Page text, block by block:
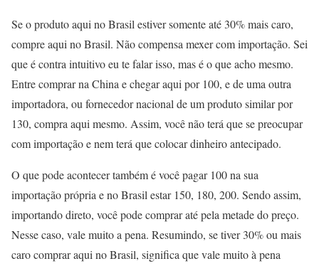
Se o produto aqui no Brasil estiver somente até 30% mais caro,
compre aqui no Brasil. Não compensa mexer com importação. Sei
que é contra intuitivo eu te falar isso, mas é o que acho mesmo.
Entre comprar na China e chegar aqui por 100, e de uma outra
importadora, ou fornecedor nacional de um produto similar por
130, compra aqui mesmo. Assim, você não terá que se preocupar
com importação e nem terá que colocar dinheiro antecipado.
O que pode acontecer também é você pagar 100 na sua
importação própria e no Brasil estar 150, 180, 200. Sendo assim,
importando direto, você pode comprar até pela metade do preço.
Nesse caso, vale muito a pena. Resumindo, se tiver 30% ou mais
caro comprar aqui no Brasil, significa que vale muito à pena